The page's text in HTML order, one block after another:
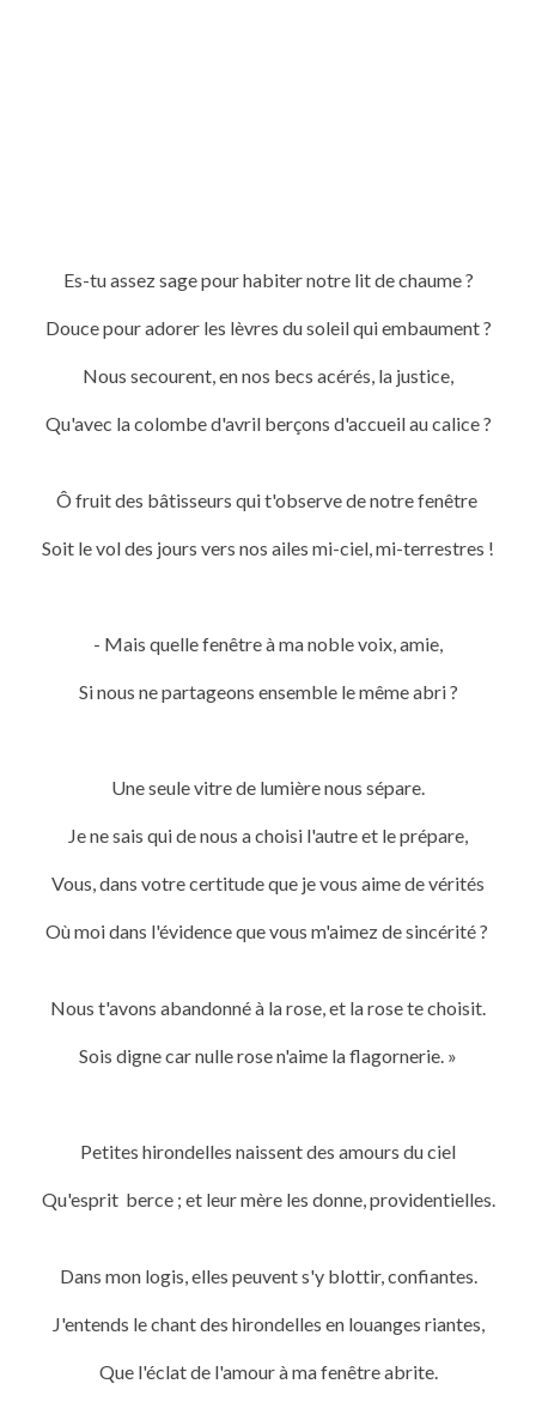
Es-tu assez sage pour habiter notre lit de chaume ?
Douce pour adorer les lèvres du soleil qui embaument ?
Nous secourent, en nos becs acérés, la justice,
Qu'avec la colombe d'avril berçons d'accueil au calice ?
Ô fruit des bâtisseurs qui t'observe de notre fenêtre
Soit le vol des jours vers nos ailes mi-ciel, mi-terrestres !
- Mais quelle fenêtre à ma noble voix, amie,
Si nous ne partageons ensemble le même abri ?
Une seule vitre de lumière nous sépare.
Je ne sais qui de nous a choisi l'autre et le prépare,
Vous, dans votre certitude que je vous aime de vérités
Où moi dans l'évidence que vous m'aimez de sincérité ?
Nous t'avons abandonné à la rose, et la rose te choisit.
Sois digne car nulle rose n'aime la flagornerie. »
Petites hirondelles naissent des amours du ciel
Qu'esprit berce ; et leur mère les donne, providentielles.
Dans mon logis, elles peuvent s'y blottir, confiantes.
J'entends le chant des hirondelles en louanges riantes,
Que l'éclat de l'amour à ma fenêtre abrite.